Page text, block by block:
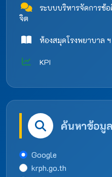
ระบบบริหารจัดการข้อ
จิต
ห้องสมุดโรงพยาบาล ฯ
KPI
ค้นหาข้อมูล
Google
krph.go.th